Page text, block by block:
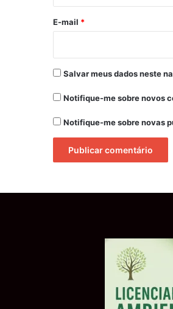
*
E-mail *
Salvar meus dados neste
Notifique-me sobre novos
Notifique-me sobre novas